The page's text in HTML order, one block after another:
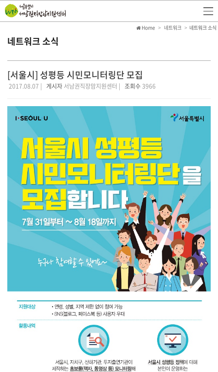
네트워크 소식
Home 네트워크 네트워크 소식
[서울시] 성평등 시민모니터링단 모집
2017.08.07 | 게시자 서남권직장맘지원센터 | 조회수3966